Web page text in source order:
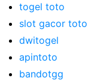
togel toto
slot gacor toto
dwitogel
apintoto
bandotgg